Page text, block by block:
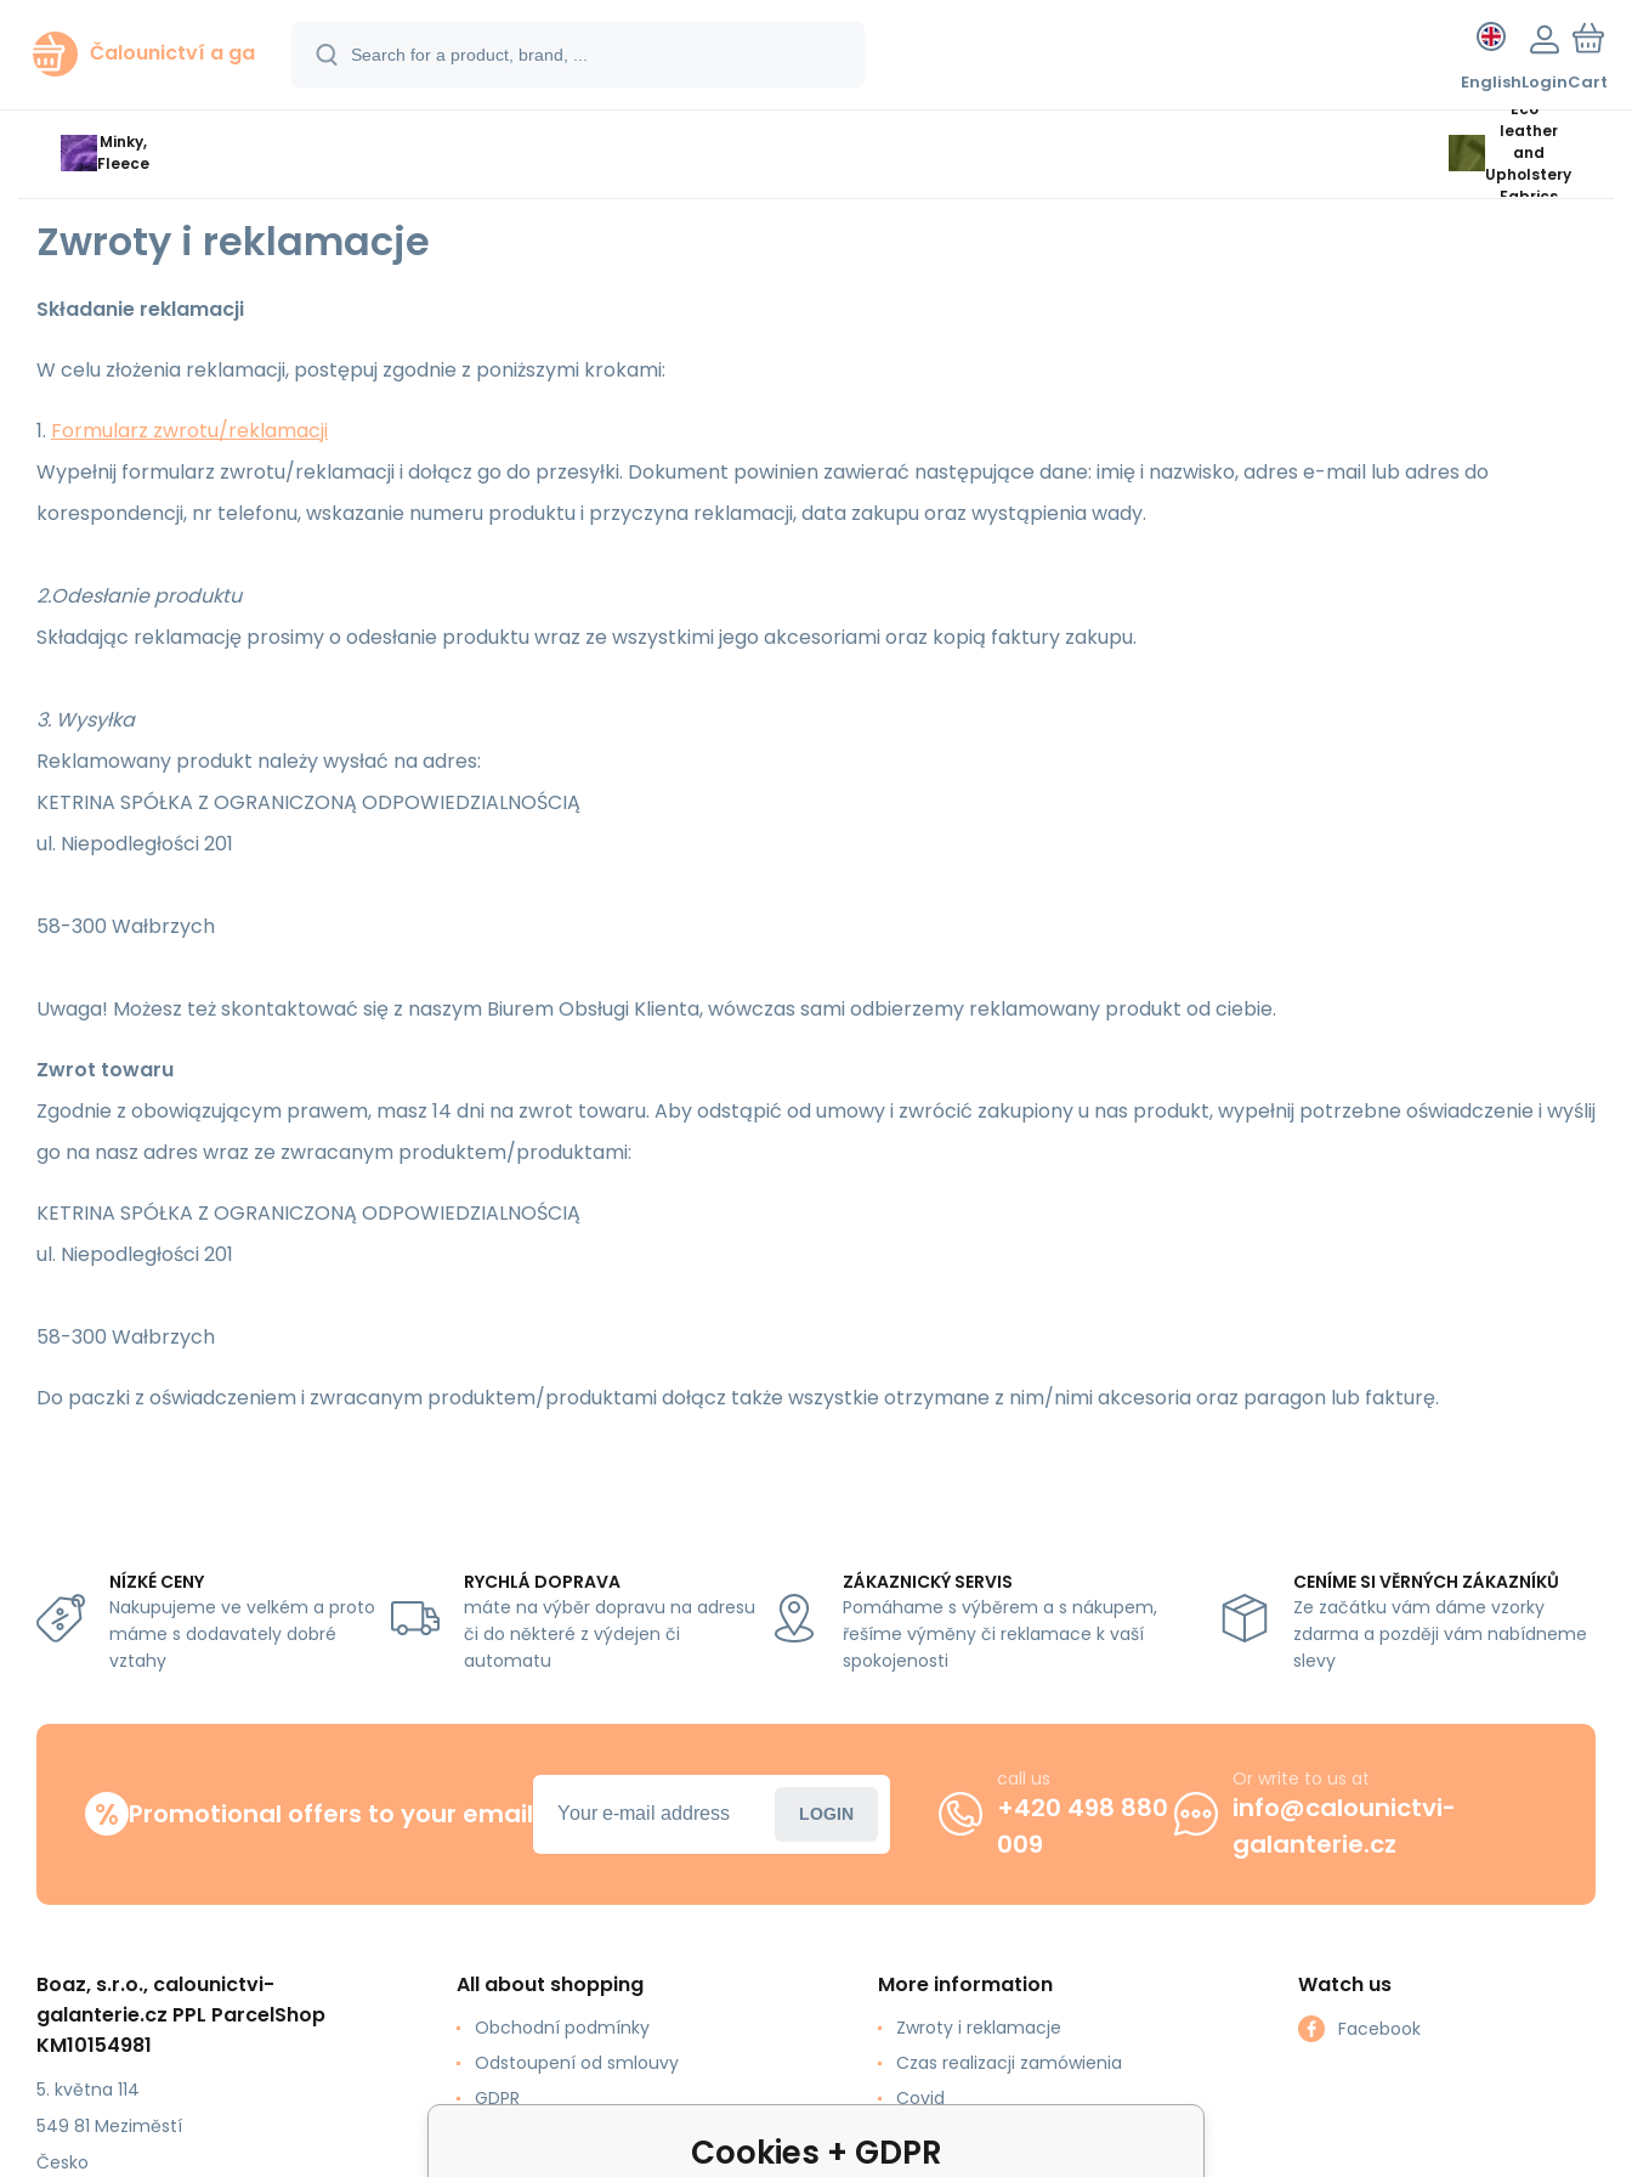
Čalounictví a ga
EnglishLoginCart
Minky,
Fleece
Eco-
leather
and
Upholstery
Fabrics
Zwroty i reklamacje
Składanie reklamacji
W celu złożenia reklamacji, postępuj zgodnie z poniższymi krokami:
1. Formularz zwrotu/reklamacji
Wypełnij formularz zwrotu/reklamacji i dołącz go do przesyłki. Dokument powinien zawierać następujące dane: imię i nazwisko, adres e-mail lub adres do
korespondencji, nr telefonu, wskazanie numeru produktu i przyczyna reklamacji, data zakupu oraz wystąpienia wady.
2.Odesłanie produktu
Składając reklamację prosimy o odesłanie produktu wraz ze wszystkimi jego akcesoriami oraz kopią faktury zakupu.
3. Wysyłka
Reklamowany produkt należy wysłać na adres:
KETRINA SPÓŁKA Z OGRANICZONĄ ODPOWIEDZIALNOŚCIĄ
ul. Niepodległości 201
58-300 Wałbrzych
Uwaga! Możesz też skontaktować się z naszym Biurem Obsługi Klienta, wówczas sami odbierzemy reklamowany produkt od ciebie.
Zwrot towaru
Zgodnie z obowiązującym prawem, masz 14 dni na zwrot towaru. Aby odstąpić od umowy i zwrócić zakupiony u nas produkt, wypełnij potrzebne oświadczenie i wyślij
go na nasz adres wraz ze zwracanym produktem/produktami:
KETRINA SPÓŁKA Z OGRANICZONĄ ODPOWIEDZIALNOŚCIĄ
ul. Niepodległości 201
58-300 Wałbrzych
Do paczki z oświadczeniem i zwracanym produktem/produktami dołącz także wszystkie otrzymane z nim/nimi akcesoria oraz paragon lub fakturę.
NÍZKÉ CENY
Nakupujeme ve velkém a proto
máme s dodavately dobré
vztahy
RYCHLÁ DOPRAVA
máte na výběr dopravu na adresu
či do některé z výdejen či
automatu
ZÁKAZNICKÝ SERVIS
Pomáhame s výběrem a s nákupem,
řešíme výměny či reklamace k vaší
spokojenosti
CENÍME SI VĚRNÝCH ZÁKAZNÍKŮ
Ze začátku vám dáme vzorky
zdarma a později vám nabídneme
slevy
% Promotional offers to your email LOGIN
call us
+420 498 880
009
Or write to us at
info@calounictvi-
galanterie.cz
Boaz, s.r.o., calounictvi-
galanterie.cz PPL ParcelShop
KM10154981
5. května 114
549 81 Meziměstí
Česko
All about shopping
Obchodní podmínky
Odstoupení od smlouvy
GDPR
More information
Zwroty i reklamacje
Czas realizacji zamówienia
Covid
Watch us
Facebook
Cookies + GDPR